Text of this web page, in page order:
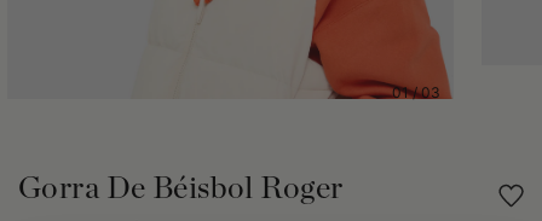
01/03
Gorra De Béisbol Roger